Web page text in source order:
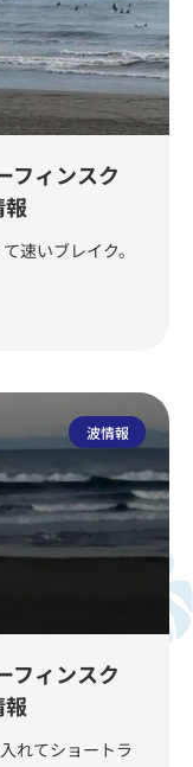
ィンスク
報
速いブレイク。
波情報
ィンスク
報
れてショートラ